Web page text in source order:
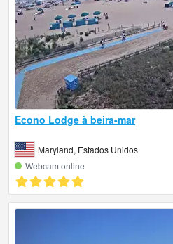
Econo Lodge à beira-mar
Maryland, Estados Unidos
Webcam online